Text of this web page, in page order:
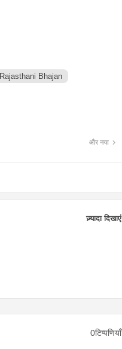
Rajasthani Bhajan
और नया
ज़्यादा दिखाएं
0टिप्पणियाँ